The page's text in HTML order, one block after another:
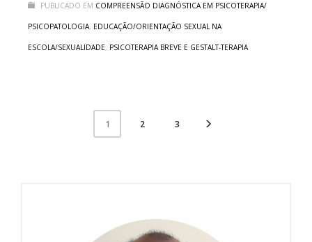
PUBLICADO EM COMPREENSÃO DIAGNÓSTICA EM PSICOTERAPIA/
PSICOPATOLOGIA, EDUCAÇÃO/ORIENTAÇÃO SEXUAL NA
ESCOLA/SEXUALIDADE, PSICOTERAPIA BREVE E GESTALT-TERAPIA
1 2 3